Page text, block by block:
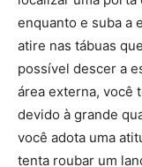
enquanto e suba a
atire nas tábuas
possível descer a
área externa, você
devido à grande
você adota uma
tenta roubar um